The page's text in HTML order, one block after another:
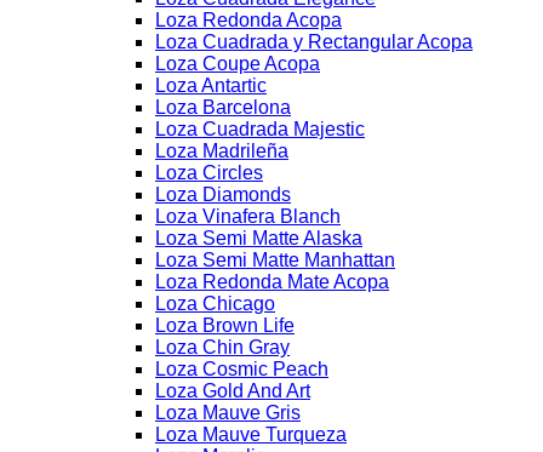
Loza Redonda Acopa
Loza Cuadrada y Rectangular Acopa
Loza Coupe Acopa
Loza Antartic
Loza Barcelona
Loza Cuadrada Majestic
Loza Madrileña
Loza Circles
Loza Diamonds
Loza Vinafera Blanch
Loza Semi Matte Alaska
Loza Semi Matte Manhattan
Loza Redonda Mate Acopa
Loza Chicago
Loza Brown Life
Loza Chin Gray
Loza Cosmic Peach
Loza Gold And Art
Loza Mauve Gris
Loza Mauve Turqueza